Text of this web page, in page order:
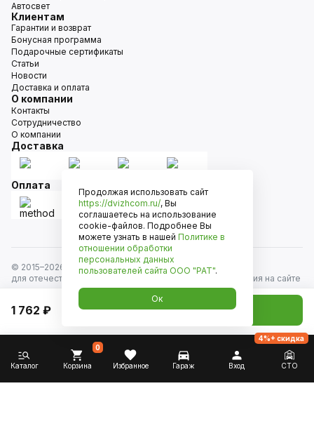
1 762 ₽ Добавить в корзину
Автосвет
Клиентам
Гарантии и возврат
Бонусная программа
Подарочные сертификаты
Статьи
Новости
Доставка и оплата
О компании
Контакты
Сотрудничество
О компании
Доставка
Оплата
© 2015–2026
Движком — сеть магазинов автозапчастей
для отечественных автомобилей и иномарок. Информация на сайте
носит исключительно информационный характер и не является
публичной офертой, определяемой положениями
ст. 437 Гражданского кодекса РФ. Все права защищены.
Каталог Корзина
0
Избранное Гараж Вход СТО
4%+ скидка
Продолжая использовать сайт
https://dvizhcom.ru/, Вы
соглашаетесь на использование
cookie-файлов. Подробнее Вы
можете узнать в нашей Политике в
отношении обработки
персональных данных
пользователей сайта ООО "РАТ".
Ок